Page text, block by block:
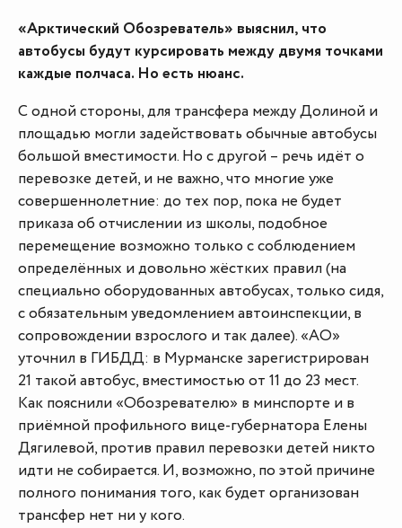
«Арктический Обозреватель» выяснил, что
автобусы будут курсировать между двумя точками
каждые полчаса. Но есть нюанс.
С одной стороны, для трансфера между Долиной и
площадью могли задействовать обычные автобусы
большой вместимости. Но с другой – речь идёт о
перевозке детей, и не важно, что многие уже
совершеннолетние: до тех пор, пока не будет
приказа об отчислении из школы, подобное
перемещение возможно только с соблюдением
определённых и довольно жёстких правил (на
специально оборудованных автобусах, только сидя,
с обязательным уведомлением автоинспекции, в
сопровождении взрослого и так далее). «АО»
уточнил в ГИБДД: в Мурманске зарегистрирован
21 такой автобус, вместимостью от 11 до 23 мест.
Как пояснили «Обозревателю» в минспорте и в
приёмной профильного вице-губернатора Елены
Дягилевой, против правил перевозки детей никто
идти не собирается. И, возможно, по этой причине
полного понимания того, как будет организован
трансфер нет ни у кого.